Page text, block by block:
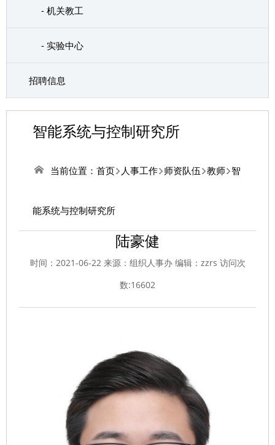
- 机关教工
- 实验中心
招聘信息
智能系统与控制研究所
当前位置： 首页 人事工作 师资队伍 教师 智
能系统与控制研究所
陆豪健
时间：2021-06-22 来源：组织人事办 编辑：zzrs 访问次
数:16602